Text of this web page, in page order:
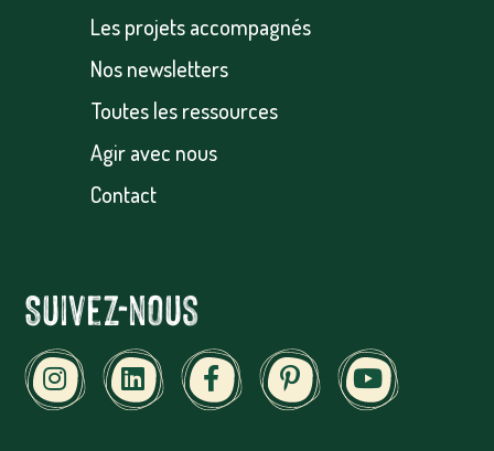
Les projets accompagnés
Nos newsletters
Toutes les ressources
Agir avec nous
Contact
Suivez-nous